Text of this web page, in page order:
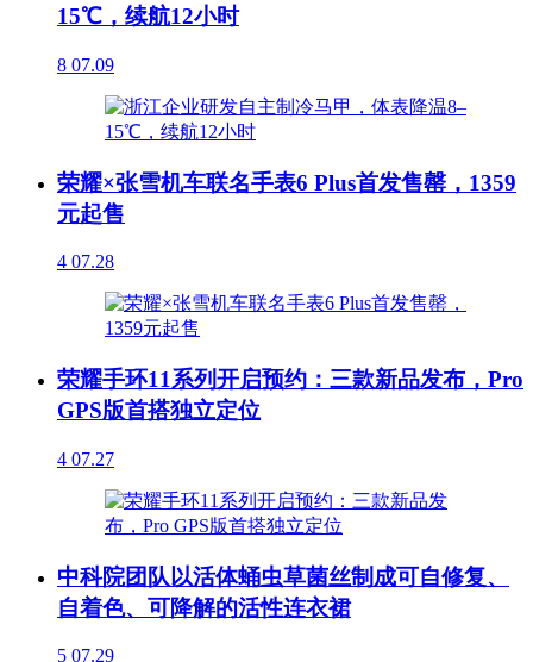
15℃，续航12小时
8 07.09
荣耀×张雪机车联名手表6 Plus首发售罄，1359
元起售
4 07.28
荣耀手环11系列开启预约：三款新品发布，Pro
GPS版首搭独立定位
4 07.27
中科院团队以活体蛹虫草菌丝制成可自修复、
自着色、可降解的活性连衣裙
5 07.29